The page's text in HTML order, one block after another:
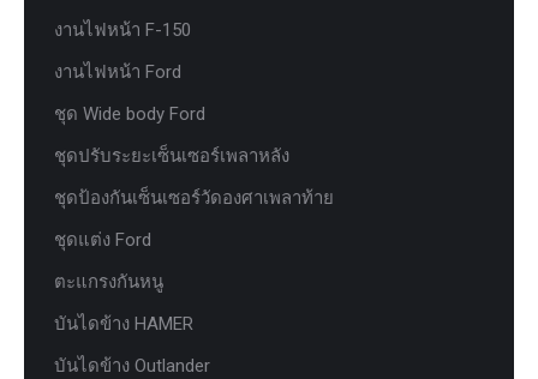
งานไฟหน้า F-150
งานไฟหน้า Ford
ชุด Wide body Ford
ชุดปรับระยะเซ็นเซอร์เพลาหลัง
ชุดป้องกันเซ็นเซอร์วัดองศาเพลาท้าย
ชุดแต่ง Ford
ตะแกรงกันหนู
บันไดข้าง HAMER
บันไดข้าง Outlander